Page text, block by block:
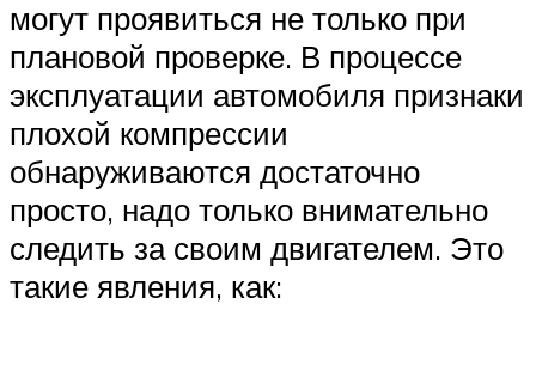
могут проявиться не только при
плановой проверке. В процессе
эксплуатации автомобиля признаки
плохой компрессии
обнаруживаются достаточно
просто, надо только внимательно
следить за своим двигателем. Это
такие явления, как: